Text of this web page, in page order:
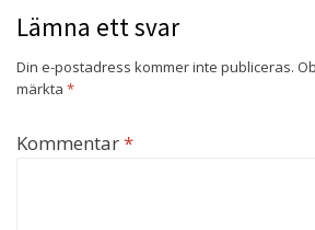
Lämna ett svar
Din e-postadress kommer inte publiceras.
märkta *
Kommentar*